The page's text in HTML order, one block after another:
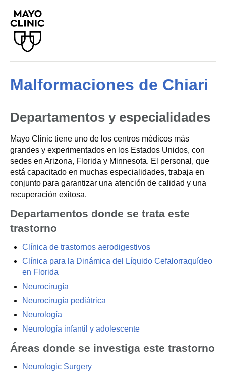
Malformaciones de Chiari
Departamentos y especialidades
Mayo Clinic tiene uno de los centros médicos más
grandes y experimentados en los Estados Unidos, con
sedes en Arizona, Florida y Minnesota. El personal, que
está capacitado en muchas especialidades, trabaja en
conjunto para garantizar una atención de calidad y una
recuperación exitosa.
Departamentos donde se trata este
trastorno
Clínica de trastornos aerodigestivos
Clínica para la Dinámica del Líquido Cefalorraquídeo
en Florida
Neurocirugía
Neurocirugía pediátrica
Neurología
Neurología infantil y adolescente
Áreas donde se investiga este trastorno
Neurologic Surgery